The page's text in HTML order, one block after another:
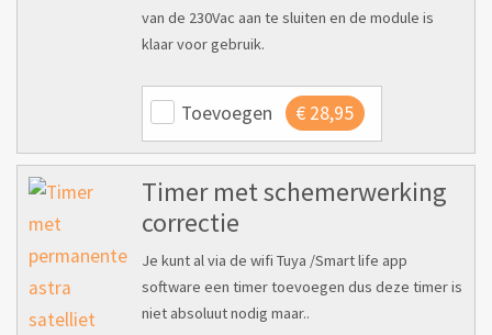
van de 230Vac aan te sluiten en de module is
klaar voor gebruik.
Toevoegen €28,95
Timer met schemerwerking
correctie
Je kunt al via de wifi Tuya /Smart life app
software een timer toevoegen dus deze timer is
niet absoluut nodig maar..